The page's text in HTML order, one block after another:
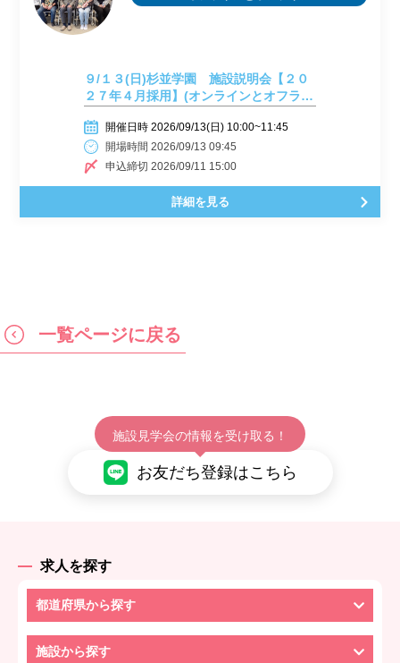
９/１３(日)杉並学園 施設説明会【２０
２７年４月採用】(オンラインとオフライ
開催日時 2026/09/13(日) 10:00~11:45
開場時間 2026/09/13 09:45
申込締切 2026/09/11 15:00
詳細を見る
一覧ページに戻る
施設見学会の情報を受け取る！
お友だち登録はこちら
求人を探す
都道府県から探す
施設から探す